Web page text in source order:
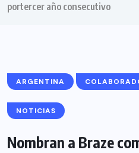
portercer año consecutivo
ARGENTINA
NOTICIAS
Nombran a Braze